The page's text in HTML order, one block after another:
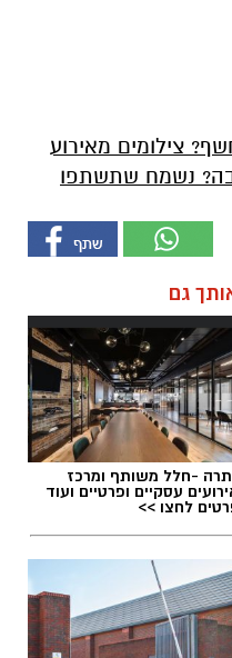
צילומים מאירוע
נשמח שתשתפו
גם
-חלל משותף ומרכז
עסקיים ופרטיים ועוד
לחצו >>